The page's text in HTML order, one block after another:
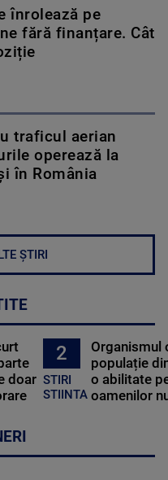
înrolează pe
fără finanțare. Cât
traficul aerian
operează la
în România
ȘTIRI
doar
2
STIRI
STIINTA
Organismul
populație
o abilitate
oamenilor